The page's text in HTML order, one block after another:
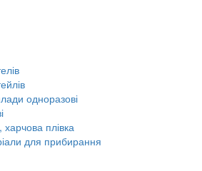
одноразові
плівка
для прибирання